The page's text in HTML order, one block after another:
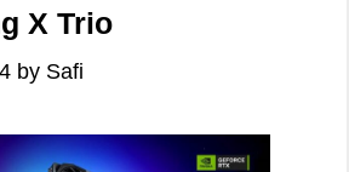
X Trio
by Safi